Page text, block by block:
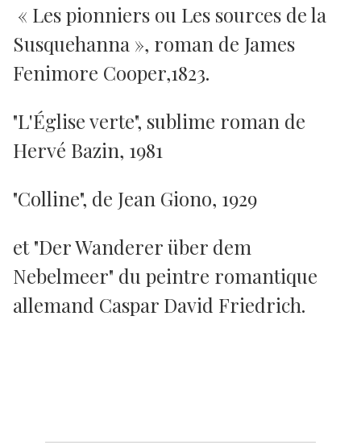
« Les pionniers ou Les sources de la
Susquehanna », roman de James
Fenimore Cooper,1823.
"L'Église verte", sublime roman de
Hervé Bazin, 1981
"Colline", de Jean Giono, 1929
et "Der Wanderer über dem
Nebelmeer" du peintre romantique
allemand Caspar David Friedrich.